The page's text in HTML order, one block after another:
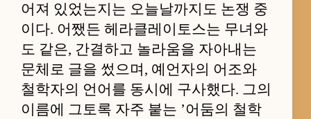
어져 있었는지는 오늘날까지도 논쟁 중
이다. 어쨌든 헤라클레이토스는 무녀와
도 같은, 간결하고 놀라움을 자아내는
문체로 글을 썼으며, 예언자의 어조와
철학자의 언어를 동시에 구사했다. 그의
이름에 그토록 자주 붙는 ’어둠의 철학